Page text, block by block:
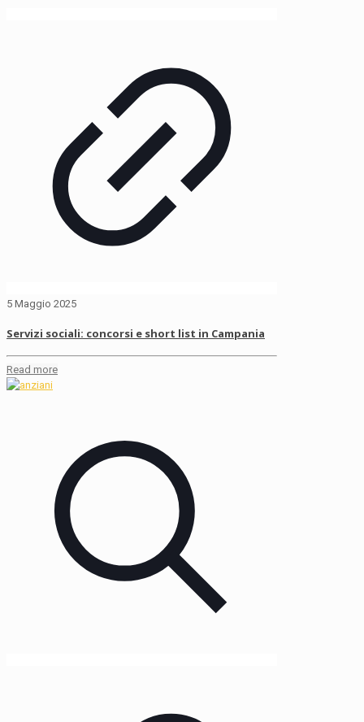
5 Maggio 2025
Servizi sociali: concorsi e short list in Campania
Read more